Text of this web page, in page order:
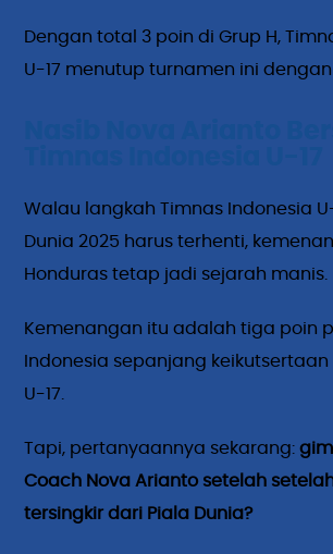
Dengan total 3 poin di Grup H,
U-17 menutup turnamen ini
Walau langkah Timnas Indonesia
Dunia 2025 harus terhenti,
Honduras tetap jadi sejarah manis.
Kemenangan itu adalah tiga poin
Indonesia sepanjang keikutsertaan
U-17.
Tapi, pertanyaannya sekarang:
Coach Nova Arianto setelah
tersingkir dari Piala Dunia?